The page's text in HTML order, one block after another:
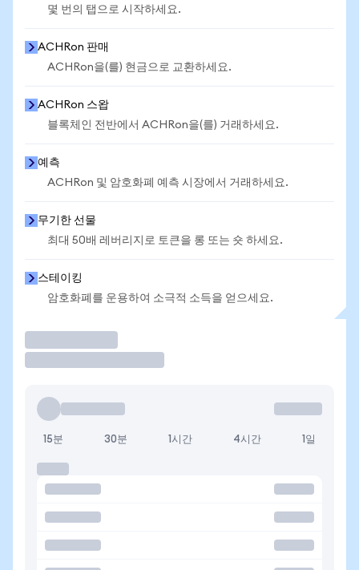
몇 번의 탭으로 시작하세요.
ACHRon 판매
ACHRon을(를) 현금으로 교환하세요.
ACHRon 스왑
블록체인 전반에서 ACHRon을(를) 거래하세요.
예측
ACHRon 및 암호화폐 예측 시장에서 거래하세요.
무기한 선물
최대 50배 레버리지로 토큰을 롱 또는 숏 하세요.
스테이킹
암호화폐를 운용하여 소극적 소득을 얻으세요.
15분 30분 1시간 4시간 1일